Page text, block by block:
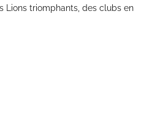
Lions triomphants, des clubs en